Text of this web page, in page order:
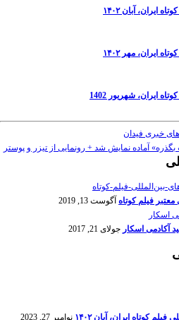
ایران، آبان ۱۴۰۲
ایران، مهر ۱۴۰۲
ایران، شهریور 1402
خبری فیدان
بگذره» آماده نمایش شد + رونمایی از تیزر و پوستر
فیلم کوتاه آگوست 13, 2019
آکادمی اسکار جولای 21, 2017
کوتاه ایران، آبان ۱۴۰۲ نوامبر 27, 2023